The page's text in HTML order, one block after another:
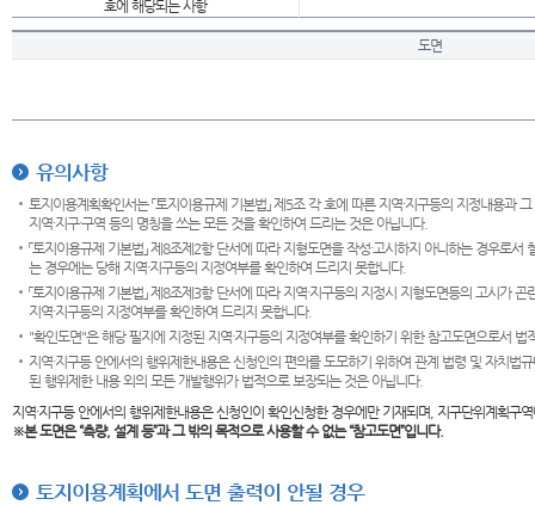
호에 해당되는 사항
도면
유의사항
토지이용계획확인서는 「토지이용규제 기본법」 제5조 각 호에 따른 지역·지구등의 지정내용
지역·지구·구역 등의 명칭을 쓰는 모든 것을 확인하여 드리는 것은 아닙니다.
「토지이용규제 기본법」 제8조제2항 단서에 따라 지형도면을 작성·고시하지 아니하는 경우로
는 경우에는 당해 지역·지구등의 지정여부를 확인하여 드리지 못합니다.
「토지이용규제 기본법」 제8조제3항 단서에 따라 지역·지구등의 지정시 지형도면등의 고시가
지역·지구등의 지정여부를 확인하여 드리지 못합니다.
"확인도면"은 해당 필지에 지정된 지역·지구등의 지정여부를 확인하기 위한 참고도면으로서
지역·지구등 안에서의 행위제한내용은 신청인의 편의를 도모하기 위하여 관계 법령 및 자치
된 행위제한 내용 외의 모든 개발행위가 법적으로 보장되는 것은 아닙니다.
지역·지구등 안에서의 행위제한내용은 신청인이 확인신청한 경우에만 기재되며, 지구단위계획
※본 도면은“측량, 설계 등”과 그 밖의 목적으로 사용할 수 없는 “참고도면”입니다.
토지이용계획에서 도면 출력이 안될 경우